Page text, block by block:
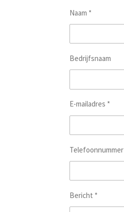
Naam *
Bedrijfsnaam
E-mailadres *
Telefoonnummer
Bericht *